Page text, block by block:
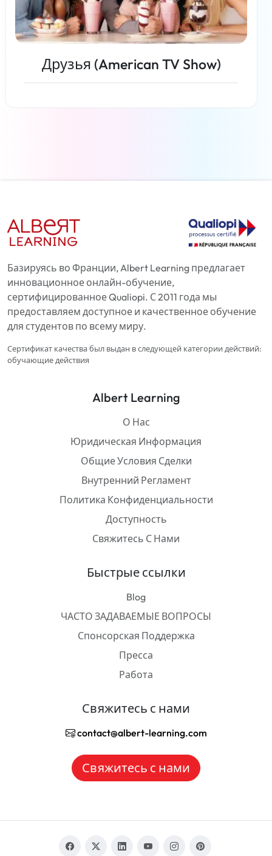
Друзья (American TV Show)
Базируясь во Франции, Albert Learning предлагает
инновационное онлайн-обучение,
сертифицированное Qualiopi. С 2011 года мы
предоставляем доступное и качественное обучение
для студентов по всему миру.
Сертификат качества был выдан в следующей категории действий:
обучающие действия
Albert Learning
О Нас
Юридическая Информация
Общие Условия Сделки
Внутренний Регламент
Политика Конфиденциальности
Доступность
Свяжитесь С Нами
Быстрые ссылки
Blog
ЧАСТО ЗАДАВАЕМЫЕ ВОПРОСЫ
Спонсорская Поддержка
Пресса
Работа
Свяжитесь с нами
contact@albert-learning.com
Свяжитесь с нами